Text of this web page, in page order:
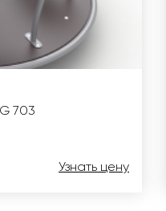
703
Узнать цену